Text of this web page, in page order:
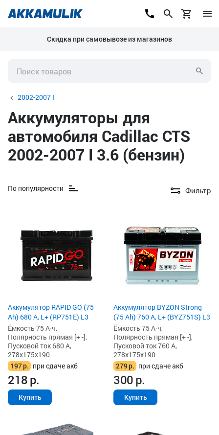
Скидка при самовывозе из магазинов
2002-2007 I
Аккумуляторы для
автомобиля Cadillac CTS
2002-2007 I 3.6 (бензин)
По популярности Фильтр
Аккумулятор RAPID GO (75
Ah) 680 А, L+ (RP751E) L3
Ёмкость 75 А·ч,
Полярность прямая [+ -],
Пусковой ток 680 А,
278x175x190
197р. при сдаче акб
218р.
Купить
Аккумулятор BYZON Strong
(75 Ah) 760 А, L+ (BYZ751S) L3
Ёмкость 75 А·ч,
Полярность прямая [+ -],
Пусковой ток 760 А,
278x175x190
279р. при сдаче акб
300р.
Купить